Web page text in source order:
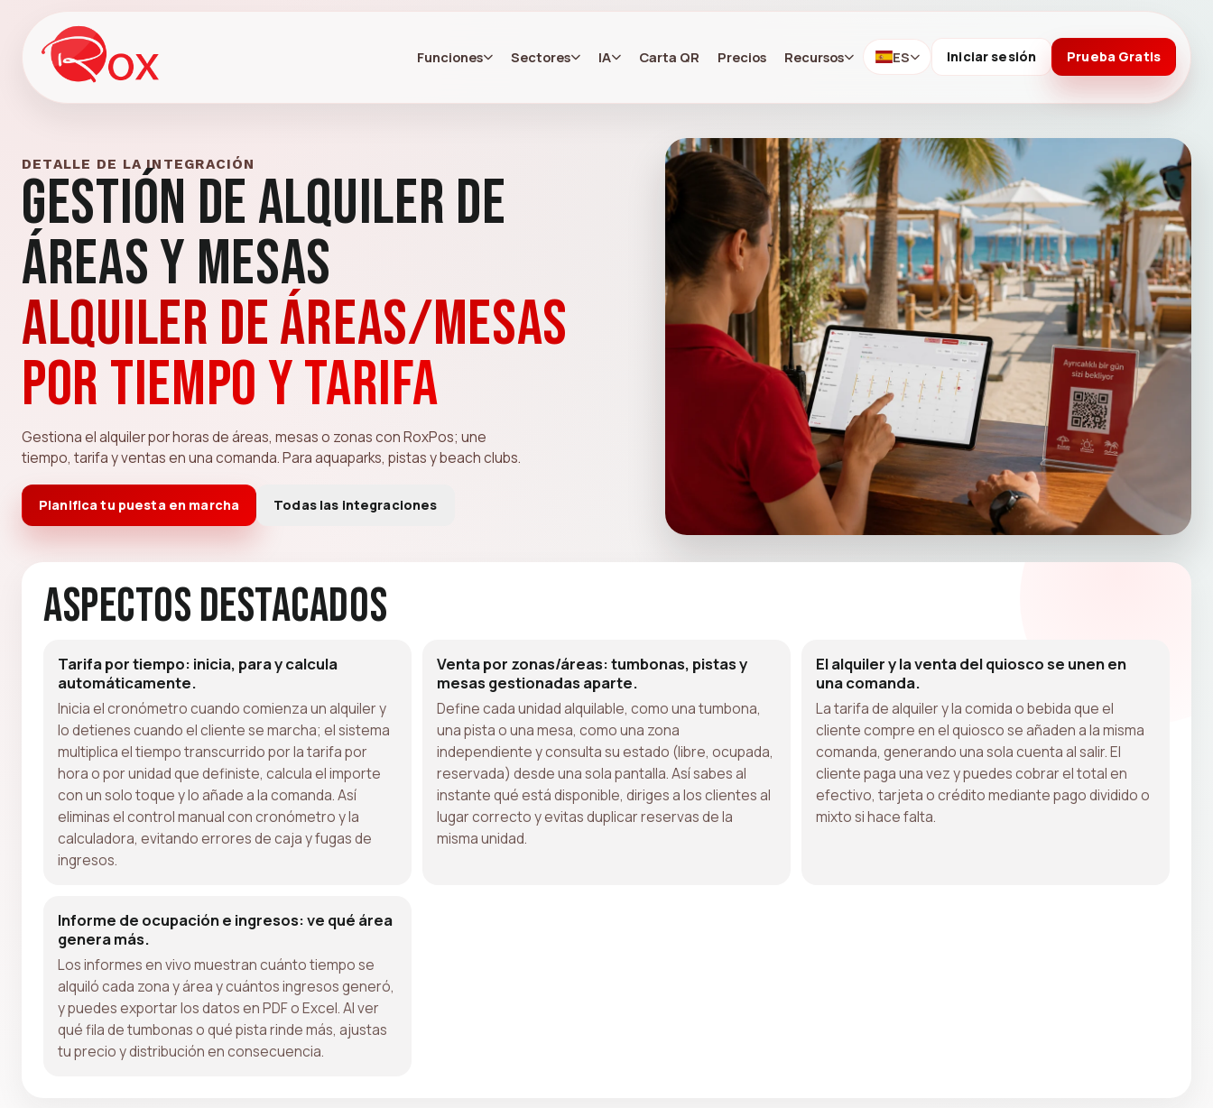
Funciones Sectores IA Carta QR Precios Recursos ES Iniciar sesión Prueba Gratis
DETALLE DE LA INTEGRACIÓN
Gestión de Alquiler de
Áreas y Mesas
Alquiler de áreas/mesas
por tiempo y tarifa
Gestiona el alquiler por horas de áreas, mesas o zonas con RoxPos; une
tiempo, tarifa y ventas en una comanda. Para aquaparks, pistas y beach clubs.
Planifica tu puesta en marcha Todas las integraciones
Aspectos destacados
Tarifa por tiempo: inicia, para y calcula
automáticamente.
Inicia el cronómetro cuando comienza un alquiler y
lo detienes cuando el cliente se marcha; el sistema
multiplica el tiempo transcurrido por la tarifa por
hora o por unidad que definiste, calcula el importe
con un solo toque y lo añade a la comanda. Así
eliminas el control manual con cronómetro y la
calculadora, evitando errores de caja y fugas de
ingresos.
Venta por zonas/áreas: tumbonas, pistas y
mesas gestionadas aparte.
Define cada unidad alquilable, como una tumbona,
una pista o una mesa, como una zona
independiente y consulta su estado (libre, ocupada,
reservada) desde una sola pantalla. Así sabes al
instante qué está disponible, diriges a los clientes al
lugar correcto y evitas duplicar reservas de la
misma unidad.
El alquiler y la venta del quiosco se unen en
una comanda.
La tarifa de alquiler y la comida o bebida que el
cliente compre en el quiosco se añaden a la misma
comanda, generando una sola cuenta al salir. El
cliente paga una vez y puedes cobrar el total en
efectivo, tarjeta o crédito mediante pago dividido o
mixto si hace falta.
Informe de ocupación e ingresos: ve qué área
genera más.
Los informes en vivo muestran cuánto tiempo se
alquiló cada zona y área y cuántos ingresos generó,
y puedes exportar los datos en PDF o Excel. Al ver
qué fila de tumbonas o qué pista rinde más, ajustas
tu precio y distribución en consecuencia.